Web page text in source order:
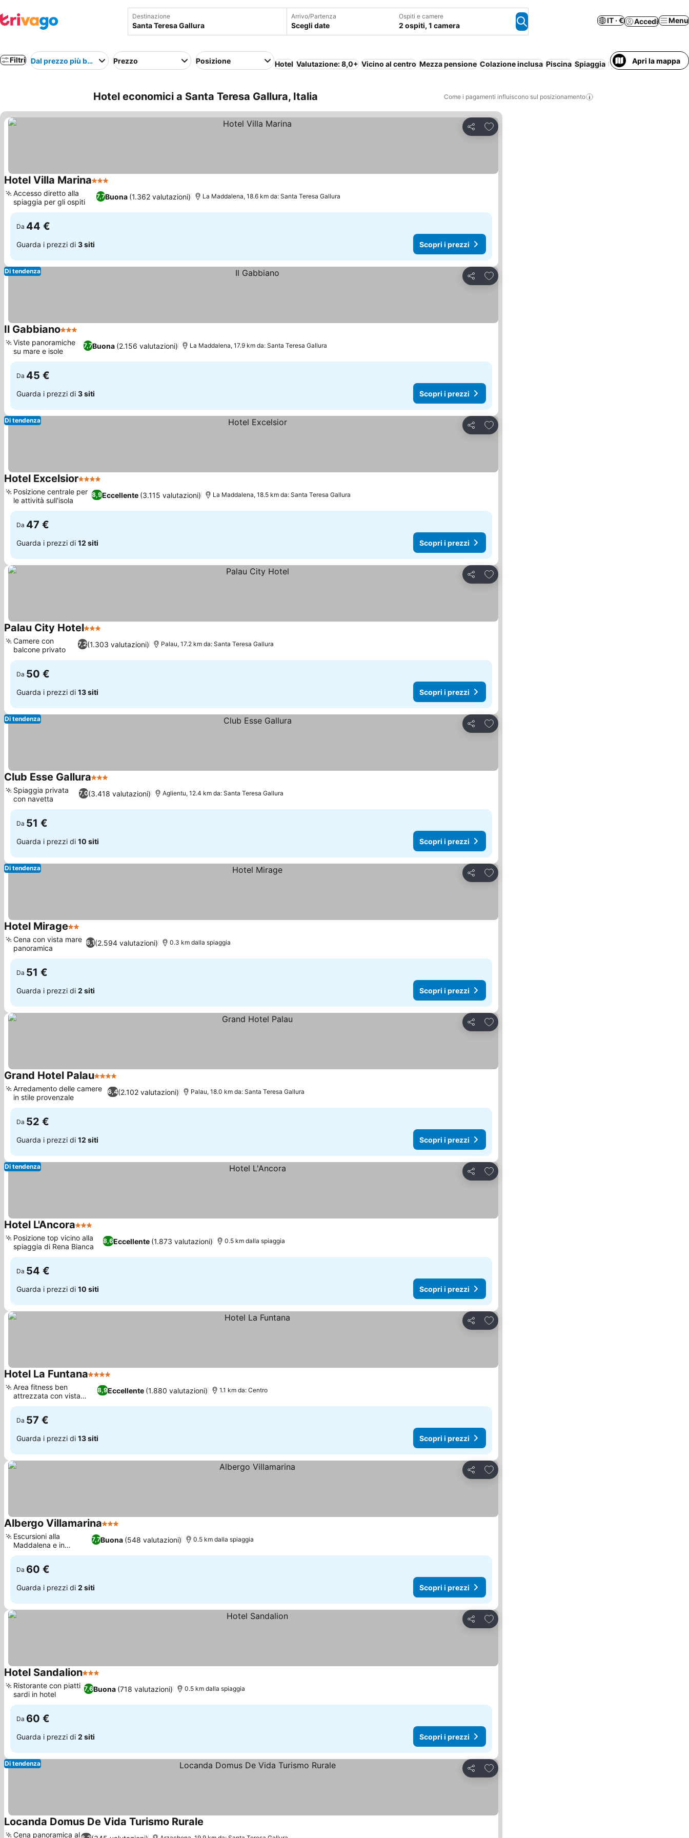
Destinazione Arrivo/Partenza
Scegli date
Ospiti e camere
2 ospiti, 1 camera
IT · € Accedi Menu
Filtri Dal prezzo più basso Prezzo Posizione Hotel Valutazione: 8,0+ Vicino al centro Mezza pensione Colazione inclusa Piscina Spiaggia Parcheggio Intera
Apri la mappa
Hotel economici a Santa Teresa Gallura, Italia Come i pagamenti influiscono sul posizionamento
Condividi
Aggiungi ai preferiti
Hotel Villa Marina3 Stelle
7,7Buona (1.362 valutazioni)
Accesso diretto alla
spiaggia per gli ospiti
La Maddalena, 18.6 km da: Santa Teresa Gallura
Da 44 €
Guarda i prezzi di 3 siti Scopri i prezzi
Condividi
Aggiungi ai preferiti
Di tendenza
Il Gabbiano3 Stelle
7,7Buona (2.156 valutazioni)
Viste panoramiche
su mare e isole
La Maddalena, 17.9 km da: Santa Teresa Gallura
Da 45 €
Guarda i prezzi di 3 siti Scopri i prezzi
Condividi
Aggiungi ai preferiti
Di tendenza
Hotel Excelsior4 Stelle
8,9Eccellente (3.115 valutazioni)
Posizione centrale per
le attività sull'isola
La Maddalena, 18.5 km da: Santa Teresa Gallura
Da 47 €
Guarda i prezzi di 12 siti Scopri i prezzi
Condividi
Aggiungi ai preferiti
Palau City Hotel3 Stelle
7,2(1.303 valutazioni)
Camere con
balcone privato
Palau, 17.2 km da: Santa Teresa Gallura
Da 50 €
Guarda i prezzi di 13 siti Scopri i prezzi
Condividi
Aggiungi ai preferiti
Di tendenza
Club Esse Gallura3 Stelle
7,0(3.418 valutazioni)
Spiaggia privata
con navetta
Aglientu, 12.4 km da: Santa Teresa Gallura
Da 51 €
Guarda i prezzi di 10 siti Scopri i prezzi
Condividi
Aggiungi ai preferiti
Di tendenza
Hotel Mirage2 Stelle
6,1(2.594 valutazioni)
Cena con vista mare
panoramica
0.3 km dalla spiaggia
Da 51 €
Guarda i prezzi di 2 siti Scopri i prezzi
Condividi
Aggiungi ai preferiti
Grand Hotel Palau4 Stelle
6,4(2.102 valutazioni)
Arredamento delle camere
in stile provenzale
Palau, 18.0 km da: Santa Teresa Gallura
Da 52 €
Guarda i prezzi di 12 siti Scopri i prezzi
Condividi
Aggiungi ai preferiti
Di tendenza
Hotel L'Ancora3 Stelle
8,6Eccellente (1.873 valutazioni)
Posizione top vicino alla
spiaggia di Rena Bianca
0.5 km dalla spiaggia
Da 54 €
Guarda i prezzi di 10 siti Scopri i prezzi
Condividi
Aggiungi ai preferiti
Hotel La Funtana4 Stelle
8,9Eccellente (1.880 valutazioni)
Area fitness ben
attrezzata con vista
piscina
1.1 km da: Centro
Da 57 €
Guarda i prezzi di 13 siti Scopri i prezzi
Condividi
Aggiungi ai preferiti
Albergo Villamarina3 Stelle
7,7Buona (548 valutazioni)
Escursioni alla
Maddalena e in
Corsica
0.5 km dalla spiaggia
Da 60 €
Guarda i prezzi di 2 siti Scopri i prezzi
Condividi
Aggiungi ai preferiti
Hotel Sandalion3 Stelle
7,6Buona (718 valutazioni)
Ristorante con piatti
sardi in hotel
0.5 km dalla spiaggia
Da 60 €
Guarda i prezzi di 2 siti Scopri i prezzi
Condividi
Aggiungi ai preferiti
Di tendenza
Locanda Domus De Vida Turismo Rurale
Cena panoramica al